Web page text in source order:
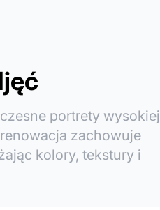
portrety wysokiej
zachowuje
kolory, tekstury i